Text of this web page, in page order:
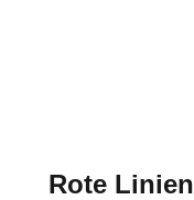
Rote Linien